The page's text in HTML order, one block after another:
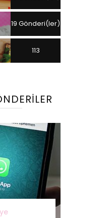
19 Gönderi(ler)
113